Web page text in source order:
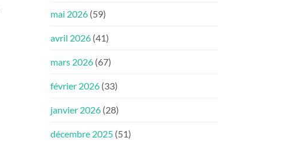
mai 2026 (59)
avril 2026 (41)
mars 2026 (67)
février 2026 (33)
janvier 2026 (28)
décembre 2025 (51)